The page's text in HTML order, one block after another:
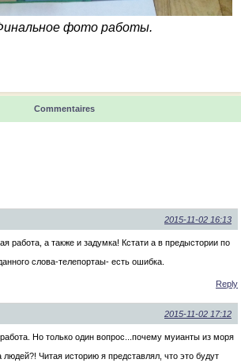
фото работы.
Commentaires
2015-11-02 16:13
работа, а также и задумка! Кстати а в предыстории по
слова-телепортаы- есть ошибка.
Reply
2015-11-02 17:12
Но только один вопрос...почему муианты из моря
людей?! Читая историю я представлял, что это будут